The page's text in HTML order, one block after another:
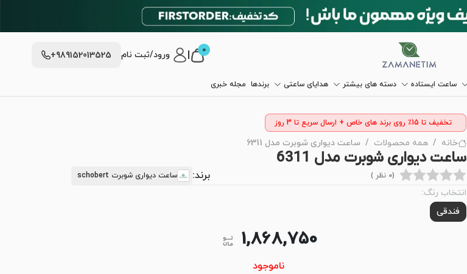
0 ورود/ثبت نام +989152013525
ساعت ایستاده دسته های بیشتر هدایای ساعتی برندها مجله خبری
تخفیف تا 15٪ روی برند های خاص + ارسال سریع تا 3 روز
خانه همه محصولات ساعت دیواری شوبرت مدل 6311
ساعت دیواری شوبرت مدل 6311
(0 نظر ) برند: ساعت دیواری شوبرت schobert
انتخاب رنگ:
فندقی
1,868,750
ناموجود